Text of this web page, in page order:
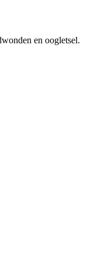
en oogletsel.